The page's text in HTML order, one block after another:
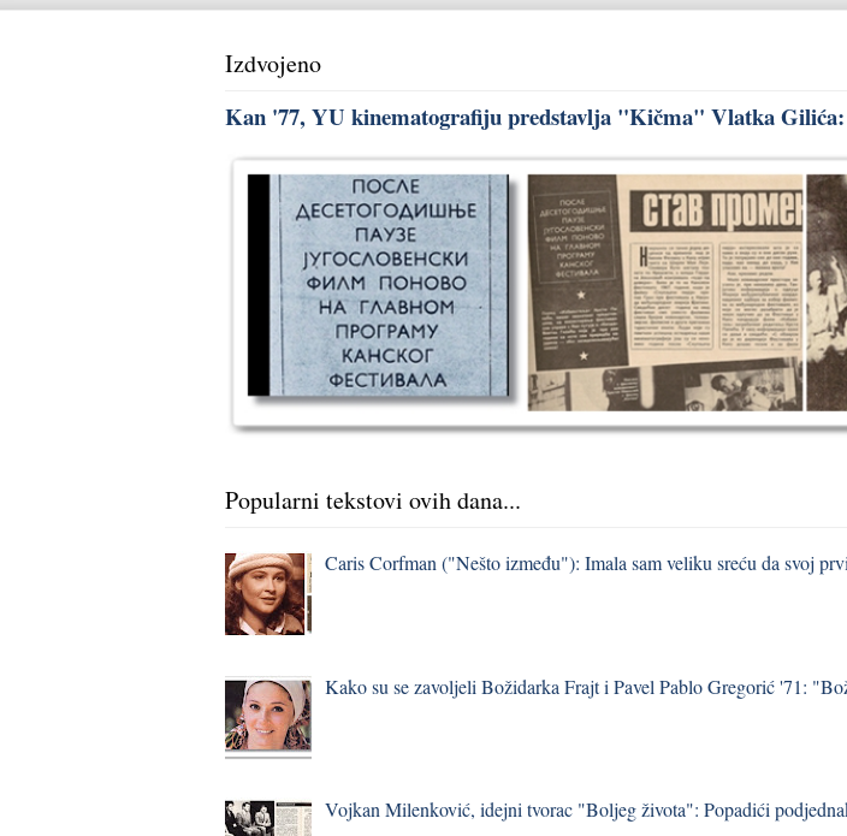
Izdvojeno
Kan '77, YU kinematografiju predstavlja "Kičma" Vlatka Gilića:
Popularni tekstovi ovih dana...
Caris Corfman ("Nešto između"): Imala sam veliku sreću da svoj
Kako su se zavoljeli Božidarka Frajt i Pavel Pablo Gregorić '71:
Vojkan Milenković, idejni tvorac "Boljeg života": Popadići